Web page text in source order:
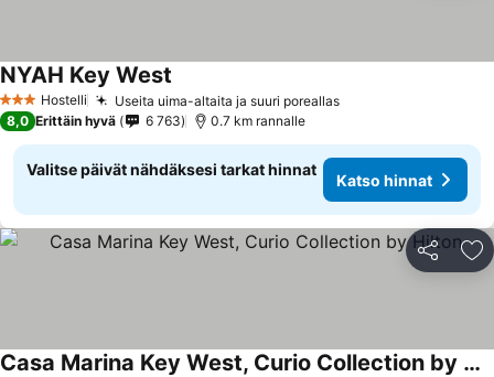
3 Tähtiluokitus
Hostelli Useita uima-altaita ja suuri poreallas
NYAH Key West
8,0 Erittäin hyvä 6 763 0.7 km rannalle
Valitse päivät nähdäksesi tarkat hinnat
Katso hinnat
Jaa
Casa Marina Key West, Curio Collection by Hilton